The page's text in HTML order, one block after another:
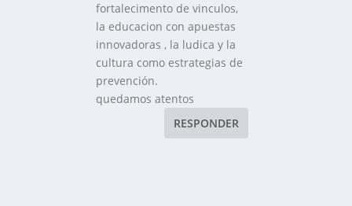
fortalecimento de vinculos,
la educacion con apuestas
innovadoras , la ludica y la
cultura como estrategias de
prevención.
quedamos atentos
RESPONDER